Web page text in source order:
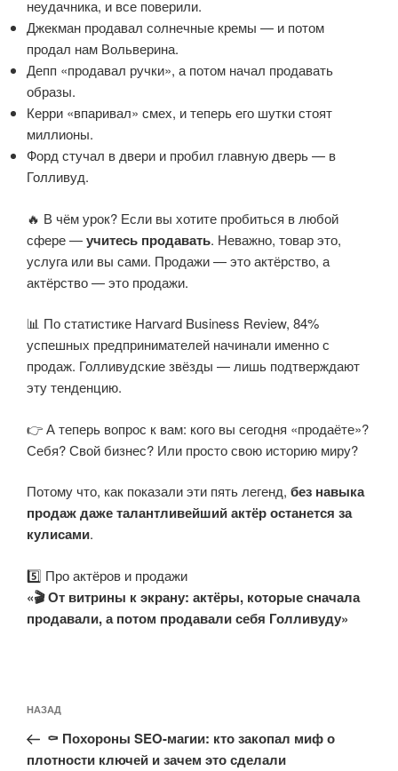
неудачника, и все поверили.
Джекман продавал солнечные кремы — и потом
продал нам Вольверина.
Депп «продавал ручки», а потом начал продавать
образы.
Керри «впаривал» смех, и теперь его шутки стоят
миллионы.
Форд стучал в двери и пробил главную дверь — в
Голливуд.
🔥 В чём урок? Если вы хотите пробиться в любой
сфере —учитесь продавать. Неважно, товар это,
услуга или вы сами. Продажи — это актёрство, а
актёрство — это продажи.
📊 По статистике Harvard Business Review, 84%
успешных предпринимателей начинали именно с
продаж. Голливудские звёзды — лишь подтверждают
эту тенденцию.
👉 А теперь вопрос к вам: кого вы сегодня «продаёте»?
Себя? Свой бизнес? Или просто свою историю миру?
Потому что, как показали эти пять легенд, без навыка
продаж даже талантливейший актёр останется за
кулисами.
5️⃣ Про актёров и продажи
«🎬 От витрины к экрану: актёры, которые сначала
продавали, а потом продавали себя Голливуду»
по
записям
Предыдущая
запись:
НАЗАД
⚰️ Похороны SEO-магии: кто закопал миф о
плотности ключей и зачем это сделали